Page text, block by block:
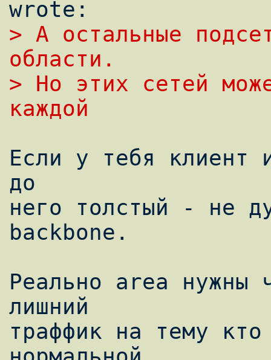
> А остальные
области.
> Hо этих сетей
каждой
Если у тебя клиент
до
него толстый - не
backbone.
Реально area нужны
лишний
траффик на тему